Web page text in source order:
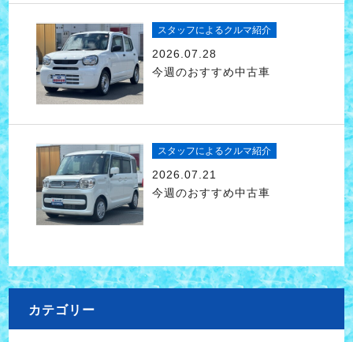
スタッフによるクルマ紹介
2026.07.28
今週のおすすめ中古車
スタッフによるクルマ紹介
2026.07.21
今週のおすすめ中古車
カテゴリー